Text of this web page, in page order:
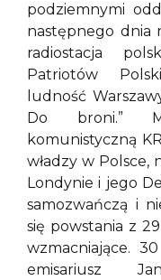
podziemnymi
następnego dnia
radiostacja
Patriotów
ludność
Do broni.”
komunistyczną
władzy w Polsce,
Londynie i jego
samozwańczą i
się powstania z
wzmacniające.
emisariusz